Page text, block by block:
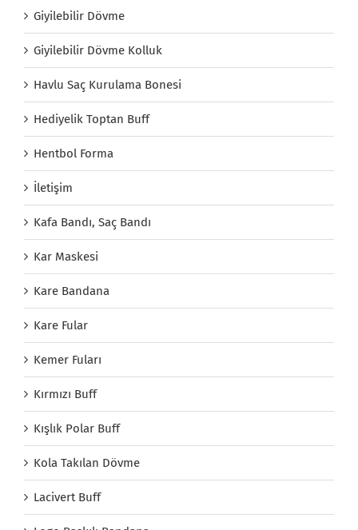
Giyilebilir Dövme
Giyilebilir Dövme Kolluk
Havlu Saç Kurulama Bonesi
Hediyelik Toptan Buff
Hentbol Forma
İletişim
Kafa Bandı, Saç Bandı
Kar Maskesi
Kare Bandana
Kare Fular
Kemer Fuları
Kırmızı Buff
Kışlık Polar Buff
Kola Takılan Dövme
Lacivert Buff